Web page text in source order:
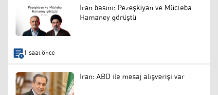
İran basını: Pezeşkiyan ve Mücteba
Hamaney görüştü
1 saat önce
İran: ABD ile mesaj alışverişi var